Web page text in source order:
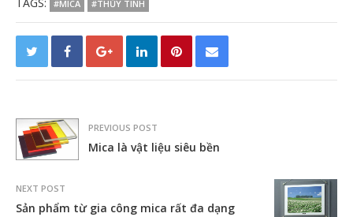
#MICA #THỦY TINH
PREVIOUS POST
Mica là vật liệu siêu bền
NEXT POST
Sản phẩm từ gia công mica rất đa dạng